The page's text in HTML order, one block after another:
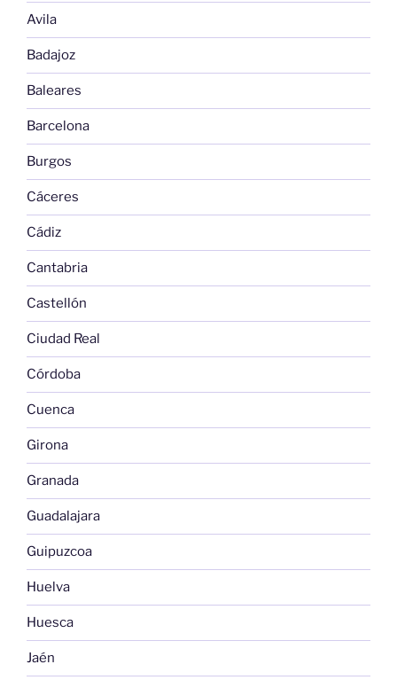
Avila
Badajoz
Baleares
Barcelona
Burgos
Cáceres
Cádiz
Cantabria
Castellón
Ciudad Real
Córdoba
Cuenca
Girona
Granada
Guadalajara
Guipuzcoa
Huelva
Huesca
Jaén